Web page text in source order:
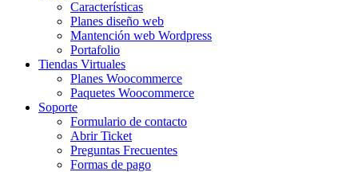
Características
Planes diseño web
Mantención web Wordpress
Portafolio
Tiendas Virtuales
Planes Woocommerce
Paquetes Woocommerce
Soporte
Formulario de contacto
Abrir Ticket
Preguntas Frecuentes
Formas de pago